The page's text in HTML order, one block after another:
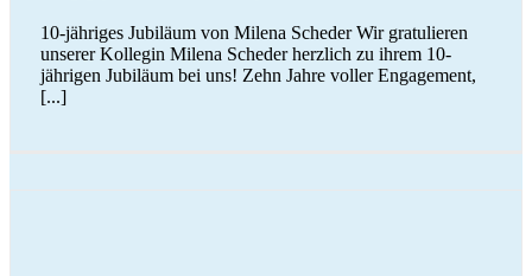
10-jähriges Jubiläum von Milena Scheder Wir gratulieren
unserer Kollegin Milena Scheder herzlich zu ihrem 10-
jährigen Jubiläum bei uns! Zehn Jahre voller Engagement,
[...]